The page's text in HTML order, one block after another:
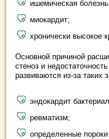
ишемическая
миокардит;
хронически высокое
Основной причиной
стеноз и
развиваются из-за таких
эндокардит
ревматизм;
определенные